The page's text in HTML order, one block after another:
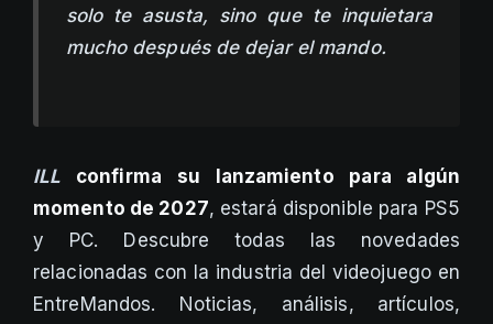
solo te asusta, sino que te inquietara
mucho después de dejar el mando.
ILL confirma su lanzamiento para algún
momento de 2027, estará disponible para PS5
y PC. Descubre todas las novedades
relacionadas con la industria del videojuego en
EntreMandos. Noticias, análisis, artículos,